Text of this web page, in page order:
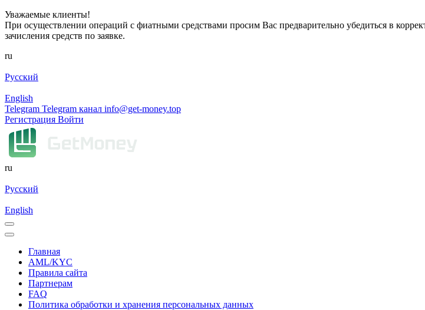
Уважаемые клиенты!
При осуществлении операций с фиатными средствами просим Вас предварительно убедиться в
зачисления средств по заявке.
ru
Русский
English
Telegram Telegram канал info@get-money.top
Регистрация Войти
ru
Русский
English
Главная
AML/KYC
Правила сайта
Партнерам
FAQ
Политика обработки и хранения персональных данных